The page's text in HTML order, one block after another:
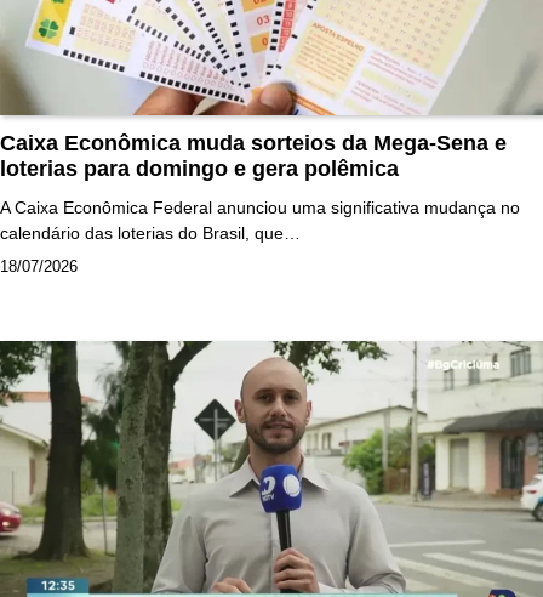
Caixa Econômica muda sorteios da Mega-Sena e
loterias para domingo e gera polêmica
A Caixa Econômica Federal anunciou uma significativa mudança no
calendário das loterias do Brasil, que…
18/07/2026